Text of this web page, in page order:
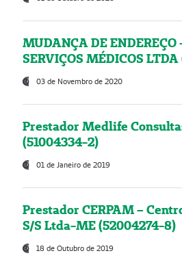
MUDANÇA DE
SERVIÇOS MÉDICOS
03 de Novembro de 2020
Prestador Medlife
(51004334-2)
01 de Janeiro de 2019
Prestador CERPAM –
S/S Ltda-ME (52004274-8)
18 de Outubro de 2019